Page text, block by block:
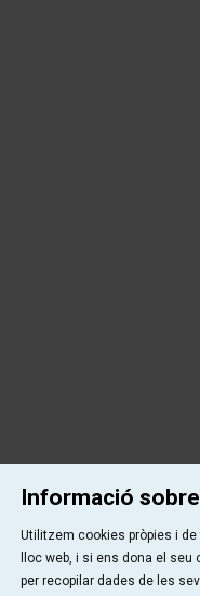
Informació
Utilitzem cookies pròpies i
lloc web, i si ens dona el
per recopilar dades de les